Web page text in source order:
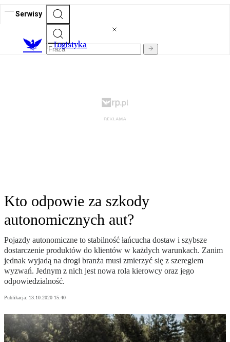
Serwisy
Logistyka
Kto odpowie za szkody
autonomicznych aut?
Pojazdy autonomiczne to stabilność łańcucha dostaw i szybsze
dostarczenie produktów do klientów w każdych warunkach. Zanim
jednak wyjadą na drogi branża musi zmierzyć się z szeregiem
wyzwań. Jednym z nich jest nowa rola kierowcy oraz jego
odpowiedzialność.
Publikacja: 13.10.2020 15:40